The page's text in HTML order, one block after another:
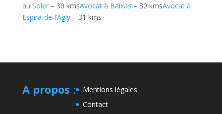
au Soler– 30 kmsAvocat à Baixas – 30 kmsAvocat à
Espira-de-l’Agly– 31 kms
A propos :
Mentions légales
Contact